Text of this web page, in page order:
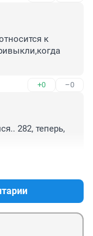
к
+0 –0
282, теперь,